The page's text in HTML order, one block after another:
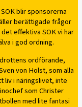
blir sponsorerna
berättigade frågor
effektiva SOK vi har
i god ordning.
ordförande,
von Holst, som alla
liv i näringslivet, inte
som Christer
med lite fantasi